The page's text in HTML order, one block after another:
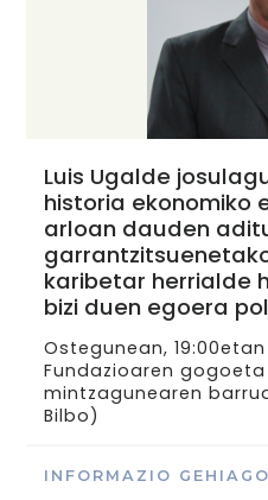
Luis Ugalde
historia ekonomiko
arloan dauden
karibetar herrialde
bizi duen egoera
Ostegunean,
Fundazioaren
mintzagunearen
Bilbo)
INFORMAZIO GEHIAGO